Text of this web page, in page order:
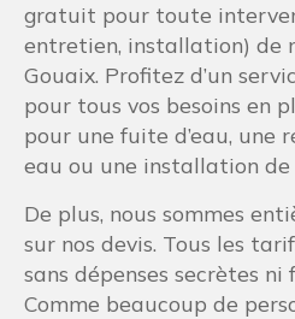
gratuit pour toute
entretien, installation) de
Gouaix. Profitez d’un
pour tous vos besoins en
pour une fuite d’eau, une
eau ou une installation de
De plus, nous sommes
sur nos devis. Tous les
sans dépenses secrètes
Comme beaucoup de